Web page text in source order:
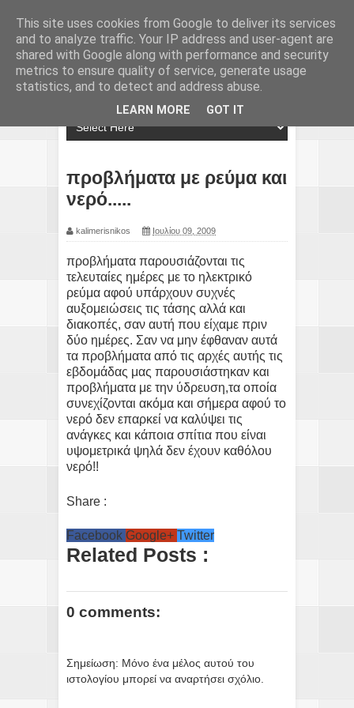
προβλήματα με ρεύμα και
νερό.....
kalimerisnikos Ιουλίου 09, 2009
προβλήματα παρουσιάζονται τις
τελευταίες ημέρες με το ηλεκτρικό
ρεύμα αφού υπάρχουν συχνές
αυξομειώσεις τις τάσης αλλά και
διακοπές, σαν αυτή που είχαμε πριν
δύο ημέρες. Σαν να μην έφθαναν αυτά
τα προβλήματα από τις αρχές αυτής τις
εβδομάδας μας παρουσιάστηκαν και
προβλήματα με την ύδρευση,τα οποία
συνεχίζονται ακόμα και σήμερα αφού το
νερό δεν επαρκεί να καλύψει τις
ανάγκες και κάποια σπίτια που είναι
υψομετρικά ψηλά δεν έχουν καθόλου
νερό!!
Share :
Facebook Google+ Twitter
Related Posts :
0 comments:
Σημείωση: Μόνο ένα μέλος αυτού του
ιστολογίου μπορεί να αναρτήσει σχόλιο.
This site uses cookies from Google to deliver its services
and to analyze traffic. Your IP address and user-agent are
shared with Google along with performance and security
metrics to ensure quality of service, generate usage
statistics, and to detect and address abuse.
LEARN MORE GOT IT